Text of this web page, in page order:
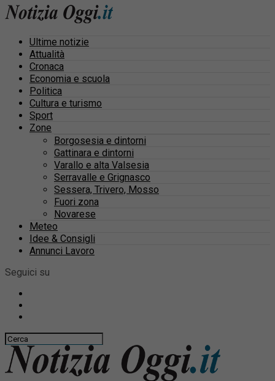
Ultime notizie
Attualità
Cronaca
Economia e scuola
Politica
Cultura e turismo
Sport
Zone
Borgosesia e dintorni
Gattinara e dintorni
Varallo e alta Valsesia
Serravalle e Grignasco
Sessera, Trivero, Mosso
Fuori zona
Novarese
Meteo
Idee & Consigli
Annunci Lavoro
Seguici su